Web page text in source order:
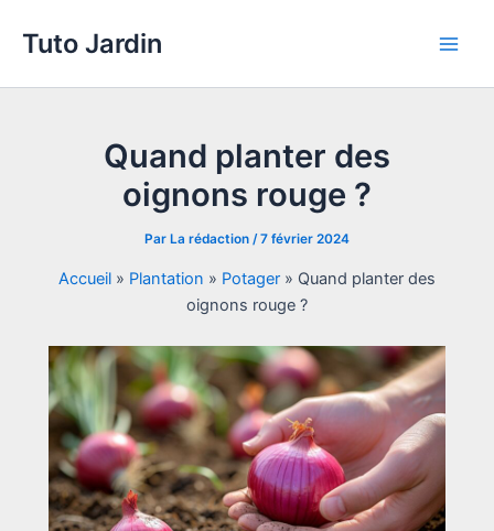
Tuto Jardin
Quand planter des
oignons rouge ?
Par La rédaction /7 février 2024
Accueil » Plantation » Potager » Quand planter des
oignons rouge ?